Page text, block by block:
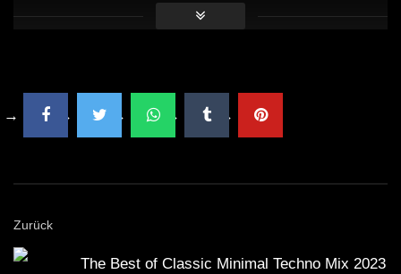
Zurück
The Best of Classic Minimal Techno Mix 2023